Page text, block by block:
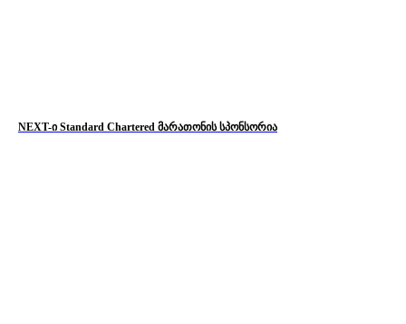
NEXT-ი Standard Chartered მარათონის სპონსორია